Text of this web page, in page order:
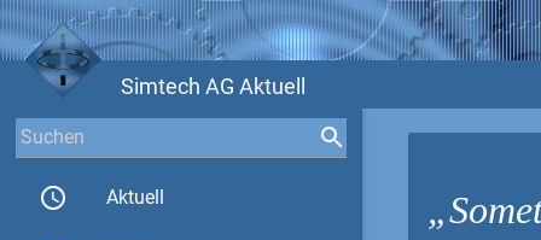
Simtech AG Aktuell
access_time Aktuell